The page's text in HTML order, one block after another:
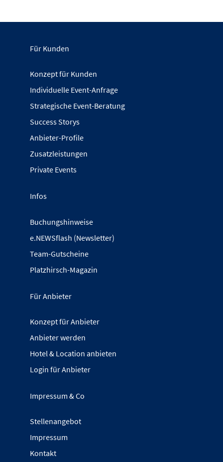
Für Kunden
Konzept für Kunden
Individuelle Event-Anfrage
Strategische Event-Beratung
Success Storys
Anbieter-Profile
Zusatzleistungen
Private Events
Infos
Buchungshinweise
e.NEWSflash (Newsletter)
Team-Gutscheine
Platzhirsch-Magazin
Für Anbieter
Konzept für Anbieter
Anbieter werden
Hotel & Location anbieten
Login für Anbieter
Impressum & Co
Stellenangebot
Impressum
Kontakt